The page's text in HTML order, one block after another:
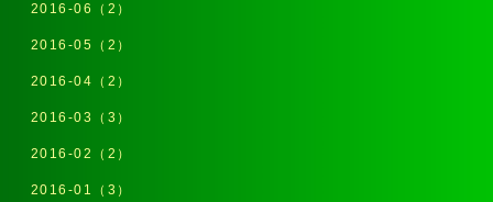
2016-06（2）
2016-05（2）
2016-04（2）
2016-03（3）
2016-02（2）
2016-01（3）